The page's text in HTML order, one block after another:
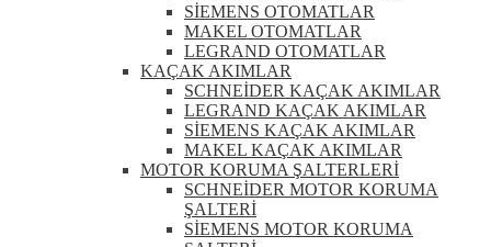
SİEMENS OTOMATLAR
MAKEL OTOMATLAR
LEGRAND OTOMATLAR
KAÇAK AKIMLAR
SCHNEİDER KAÇAK AKIMLAR
LEGRAND KAÇAK AKIMLAR
SİEMENS KAÇAK AKIMLAR
MAKEL KAÇAK AKIMLAR
MOTOR KORUMA ŞALTERLERİ
SCHNEİDER MOTOR KORUMA
ŞALTERİ
SİEMENS MOTOR KORUMA